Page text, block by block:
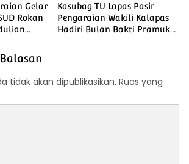
Gelar
Rokan
Kasubag TU Lapas Pasir
Pengaraian Wakili Kalapas
Hadiri Bulan Bakti Pramuka
tidak akan dipublikasikan. Ruas yang